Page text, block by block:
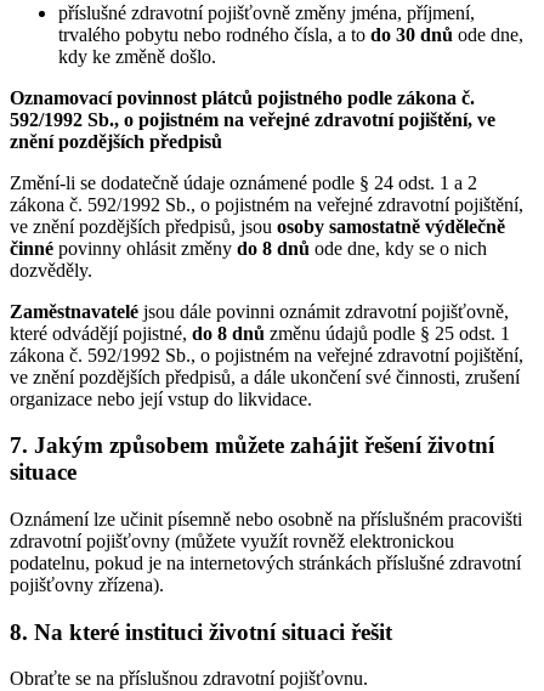
příslušné zdravotní pojišťovně změny jména, příjmení,
trvalého pobytu nebo rodného čísla, a to do 30 dnů ode dne,
kdy ke změně došlo.
Oznamovací povinnost plátců pojistného podle zákona č.
592/1992 Sb., o pojistném na veřejné zdravotní pojištění, ve
znění pozdějších předpisů
Změní-li se dodatečně údaje oznámené podle § 24 odst. 1 a 2
zákona č. 592/1992 Sb., o pojistném na veřejné zdravotní pojištění,
ve znění pozdějších předpisů, jsou osoby samostatně výdělečně
činné povinny ohlásit změny do 8 dnů ode dne, kdy se o nich
dozvěděly.
Zaměstnavatelé jsou dále povinni oznámit zdravotní pojišťovně,
které odvádějí pojistné, do 8 dnů změnu údajů podle § 25 odst. 1
zákona č. 592/1992 Sb., o pojistném na veřejné zdravotní pojištění,
ve znění pozdějších předpisů, a dále ukončení své činnosti, zrušení
organizace nebo její vstup do likvidace.
7. Jakým způsobem můžete zahájit řešení životní
situace
Oznámení lze učinit písemně nebo osobně na příslušném pracovišti
zdravotní pojišťovny (můžete využít rovněž elektronickou
podatelnu, pokud je na internetových stránkách příslušné zdravotní
pojišťovny zřízena).
8. Na které instituci životní situaci řešit
Obraťte se na příslušnou zdravotní pojišťovnu.